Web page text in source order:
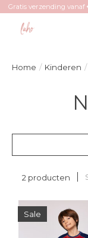
Gratis verzending vanaf
Home / Kinderen /
2 producten
Sale